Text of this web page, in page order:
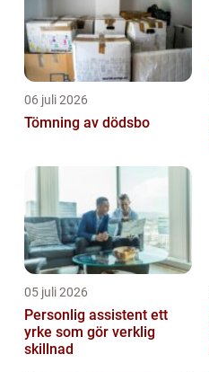
06 juli 2026
Tömning av dödsbo
05 juli 2026
Personlig assistent ett
yrke som gör verklig
skillnad